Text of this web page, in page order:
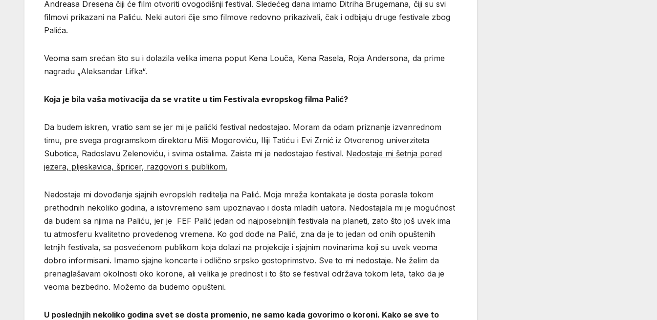
Andreasa Dresena čiji će film otvoriti ovogodišnji festival. Sledećeg dana imamo Ditriha Brugemana, čiji su svi
filmovi prikazani na Paliću. Neki autori čije smo filmove redovno prikazivali, čak i odbijaju druge festivale zbog
Palića.
Veoma sam srećan što su i dolazila velika imena poput Kena Louča, Kena Rasela, Roja Andersona, da prime
nagradu „Aleksandar Lifka“.
Koja je bila vaša motivacija da se vratite u tim Festivala evropskog filma Palić?
Da budem iskren, vratio sam se jer mi je palićki festival nedostajao. Moram da odam priznanje izvanrednom
timu, pre svega programskom direktoru Miši Mogoroviću, Iliji Tatiću i Evi Zrnić iz Otvorenog univerziteta
Subotica, Radoslavu Zelenoviću, i svima ostalima. Zaista mi je nedostajao festival. Nedostaje mi šetnja pored
jezera, pljeskavica, špricer, razgovori s publikom.
Nedostaje mi dovođenje sjajnih evropskih reditelja na Palić. Moja mreža kontakata je dosta porasla tokom
prethodnih nekoliko godina, a istovremeno sam upoznavao i dosta mladih uatora. Nedostajala mi je mogućnost
da budem sa njima na Paliću, jer je FEF Palić jedan od najposebnijih festivala na planeti, zato što još uvek ima
tu atmosferu kvalitetno provedenog vremena. Ko god dođe na Palić, zna da je to jedan od onih opuštenih
letnjih festivala, sa posvećenom publikom koja dolazi na projekcije i sjajnim novinarima koji su uvek veoma
dobro informisani. Imamo sjajne koncerte i odlično srpsko gostoprimstvo. Sve to mi nedostaje. Ne želim da
prenaglašavam okolnosti oko korone, ali velika je prednost i to što se festival održava tokom leta, tako da je
veoma bezbedno. Možemo da budemo opušteni.
U poslednjih nekoliko godina svet se dosta promenio, ne samo kada govorimo o koroni. Kako se sve to